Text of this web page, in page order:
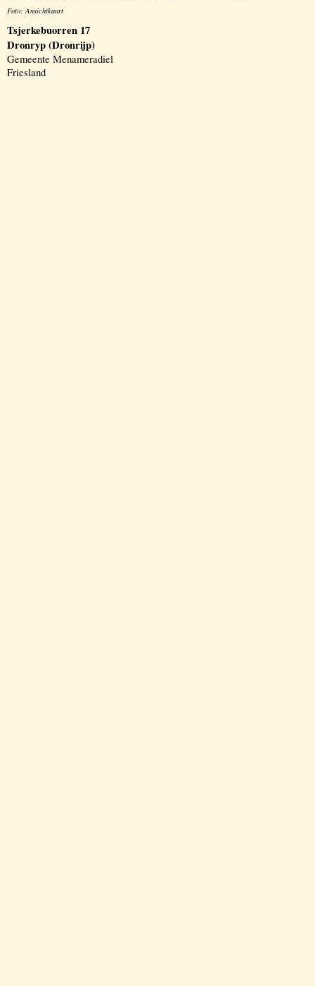
Foto: Ansichtkaart
Tsjerkebuorren 17
Dronryp (Dronrijp)
Gemeente Menameradiel
Friesland